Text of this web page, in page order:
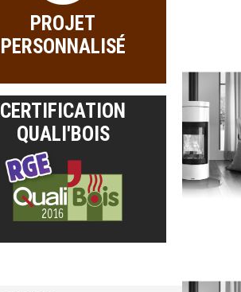
PROJET
PERSONNALISÉ
CERTIFICATION
QUALI'BOIS